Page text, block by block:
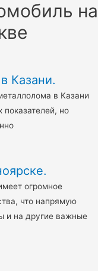
на
Казани.
в Казани
но
огромное
что напрямую
и на другие важные